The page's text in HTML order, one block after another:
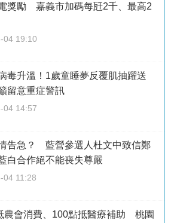
獎勵 嘉義市加碼每瓩2千、最高2
04 19:10
毒升溫！1歲童睡夢反覆肌抽躍送
留意重症警訊
04 14:57
告急？ 藍營參選人杜文中致信鄭
白合作絕不能喪失尊嚴
04 11:28
農會消費、100點抵醫療補助 桃園